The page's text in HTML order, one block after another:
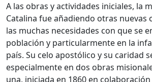
A las obras y actividades iniciales, la
Catalina fue añadiendo otras nuevas
las muchas necesidades con que se
población y particularmente en la
país. Su celo apostólico y su caridad
especialmente en dos obras
una, iniciada en 1860 en